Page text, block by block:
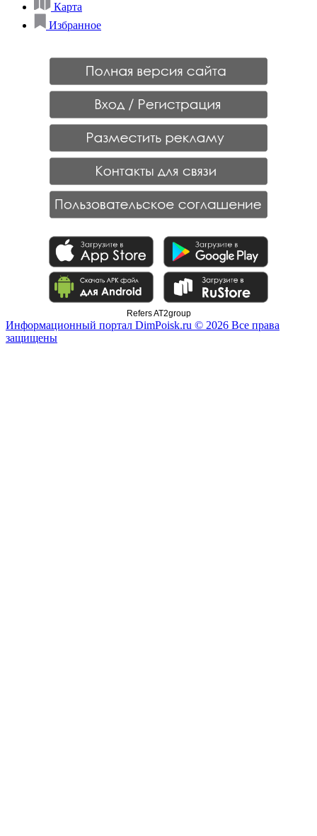
Карта
Избранное
Refers AT2group
Информационный портал DimPoisk.ru © 2026 Все права
защищены